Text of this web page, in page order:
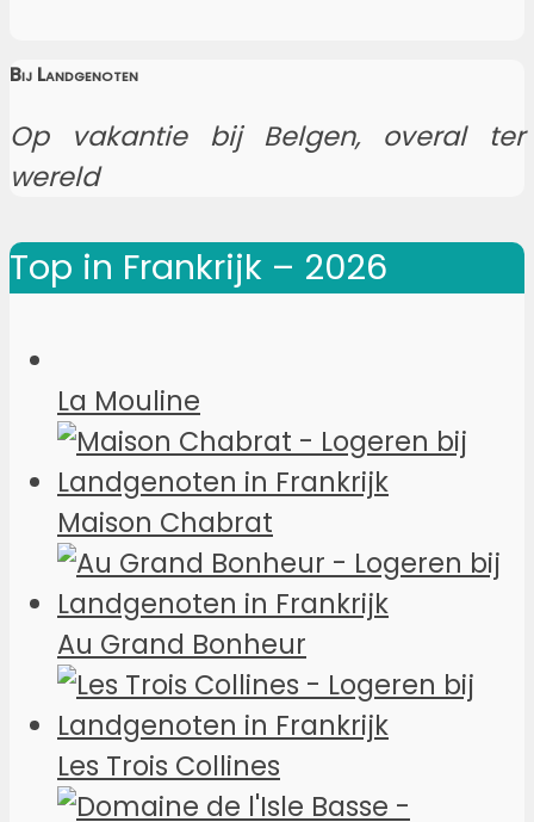
Bij Landgenoten
Op vakantie bij Belgen, overal ter
wereld
Top in Frankrijk – 2026
La Mouline
Maison Chabrat
Au Grand Bonheur
Les Trois Collines